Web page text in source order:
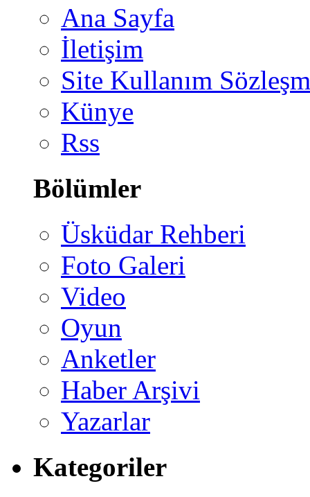
Ana Sayfa
İletişim
Site Kullanım
Künye
Rss
Bölümler
Üsküdar Rehberi
Foto Galeri
Video
Oyun
Anketler
Haber Arşivi
Yazarlar
Kategoriler